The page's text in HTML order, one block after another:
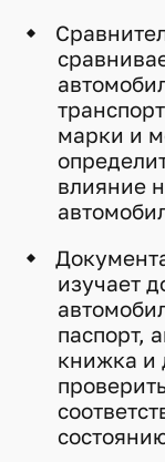
марки и
влияние
изучает
паспорт,
книжка и